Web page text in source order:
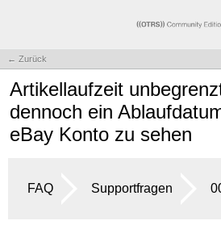
← Zurück
Artikellaufzeit
dennoch ein
eBay Konto zu sehen
FAQ Supportfragen